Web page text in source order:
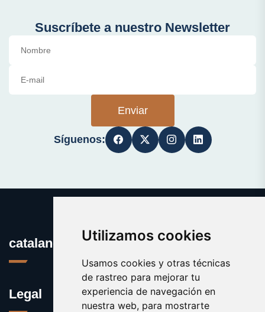
Utilizamos cookies
Usamos cookies y otras técnicas
de rastreo para mejorar tu
experiencia de navegación en
nuestra web, para mostrarte
Suscríbete a nuestro Newsletter
Enviar
Síguenos:
catalanes.org
Legal